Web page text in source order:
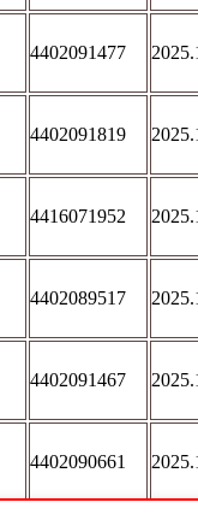
4402091477
4402091819
4416071952
4402089517
4402091467
4402090661